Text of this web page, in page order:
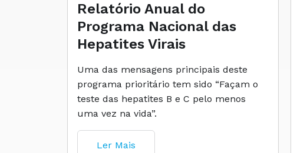
Relatório Anual do
Programa Nacional das
Hepatites Virais
Uma das mensagens principais deste
programa prioritário tem sido “Façam o
teste das hepatites B e C pelo menos
uma vez na vida”.
Ler Mais